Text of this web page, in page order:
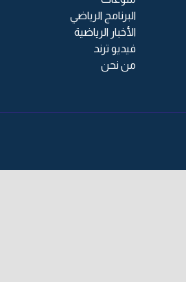
البرنامج الرياضي
الأخبار الرياضية
فيديو ترند
من نحن